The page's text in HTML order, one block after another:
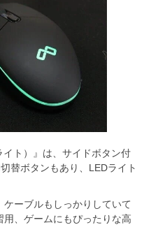
ト）』は、サイドボタン付
替ボタンもあり、LEDライト
ーブルもしっかりしていて
、ゲームにもぴったりな高